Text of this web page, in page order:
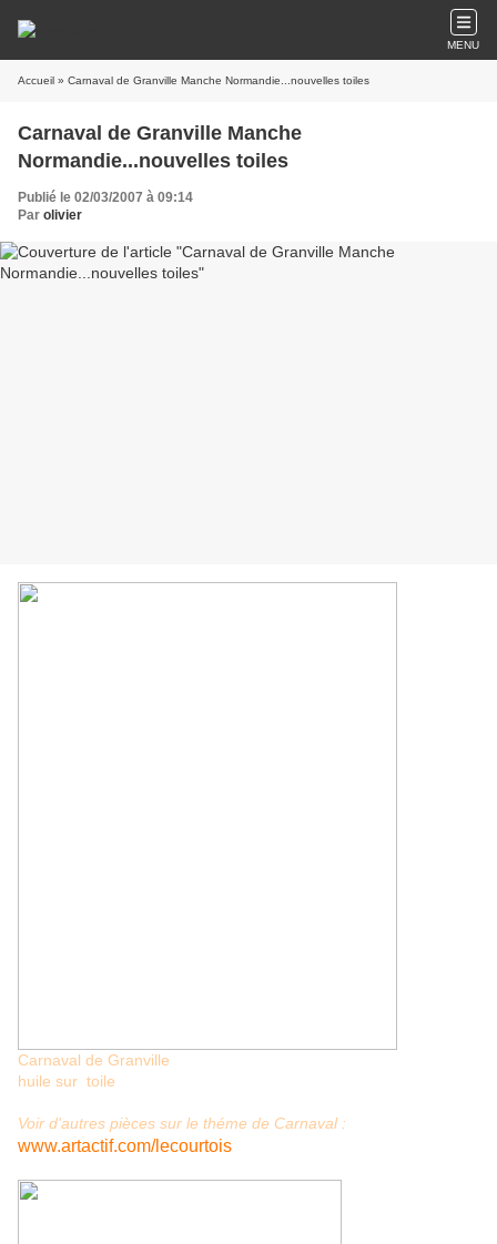
MENU
Accueil » Carnaval de Granville Manche Normandie...nouvelles toiles
Carnaval de Granville Manche
Normandie...nouvelles toiles
Publié le 02/03/2007 à 09:14
Par olivier
Carnaval de Granville
huile sur toile
Voir d'autres pièces sur le théme de Carnaval :
www.artactif.com/lecourtois